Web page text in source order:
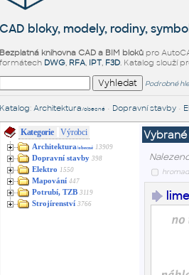
CAD bloky, modely, rodiny,
Bezplatná knihovna CAD a BIM blokůpro
formátech DWG, RFA, IPT, F3D. Katalog slouží
Podrobné
Katalog: Architektura /obecné• Dopravní stavby•
Kategorie Výrobci
Architektura/obecné 13909
Dopravní stavby 398
Elektro 1550
Mapování 447
Potrubí, TZB 3119
Strojírenství 3766